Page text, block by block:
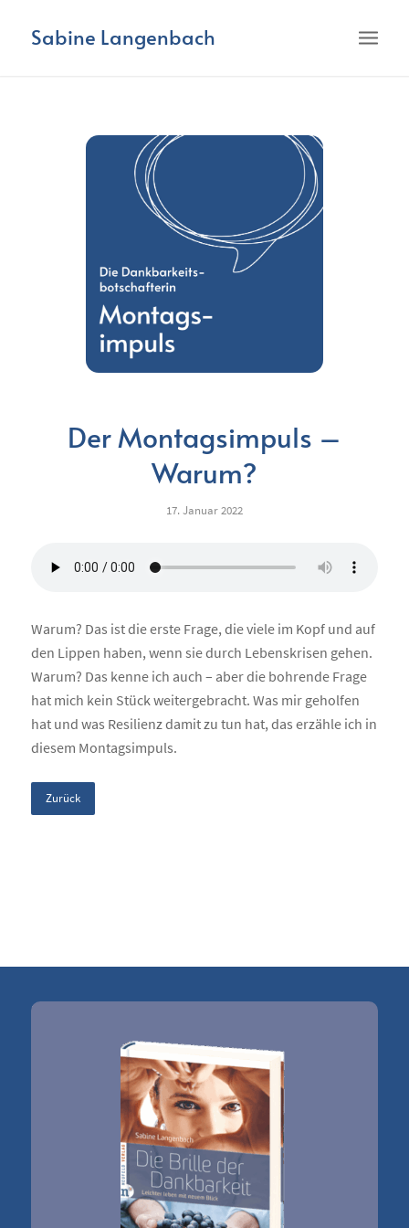
Sabine Langenbach
Der Montagsimpuls –
Warum?
17. Januar 2022
Warum? Das ist die erste Frage, die viele im Kopf und auf
den Lippen haben, wenn sie durch Lebenskrisen gehen.
Warum? Das kenne ich auch – aber die bohrende Frage
hat mich kein Stück weitergebracht. Was mir geholfen
hat und was Resilienz damit zu tun hat, das erzähle ich in
diesem Montagsimpuls.
Zurück
Sabine Langenbach
Tel.: 0170 / 32 17 178
kontakt@sabine-langenbach.de